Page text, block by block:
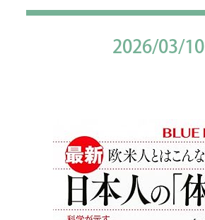
2026/03/10